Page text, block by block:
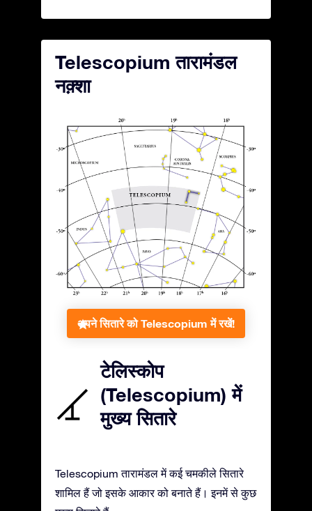
Telescopium तारामंडल
नक़्शा
अपने सितारे को Telescopium में रखें!
टेलिस्कोप
(Telescopium) में
मुख्य सितारे
Telescopium तारामंडल में कई चमकीले सितारे
शामिल हैं जो इसके आकार को बनाते हैं। इनमें से कुछ